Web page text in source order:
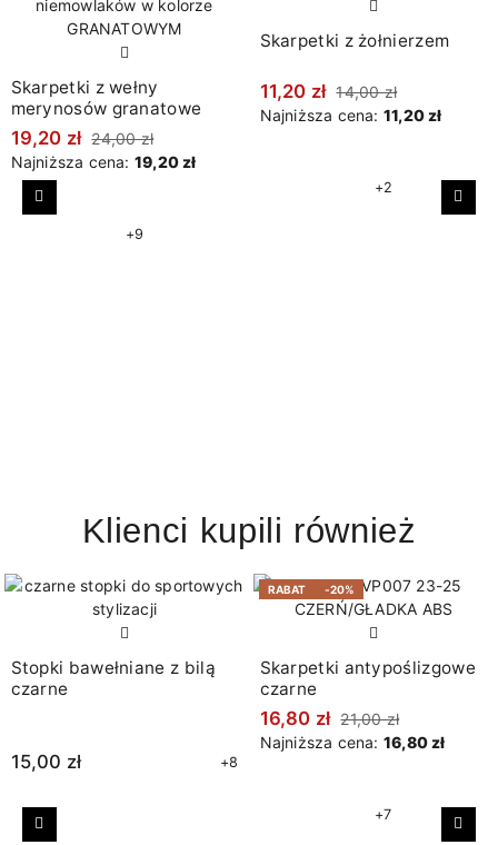
Skarpetki z wełny
merynosów granatowe
19,20 zł 24,00 zł
Najniższa cena: 19,20 zł
+9
Skarpetki z żołnierzem
11,20 zł 14,00 zł
Najniższa cena: 11,20 zł
+2
Poprzedni
Klienci kupili również
Stopki bawełniane z bilą
czarne
15,00 zł +8
RABAT -20%
Skarpetki antypoślizgowe
czarne
16,80 zł 21,00 zł
Najniższa cena: 16,80 zł
+7
Poprzedni